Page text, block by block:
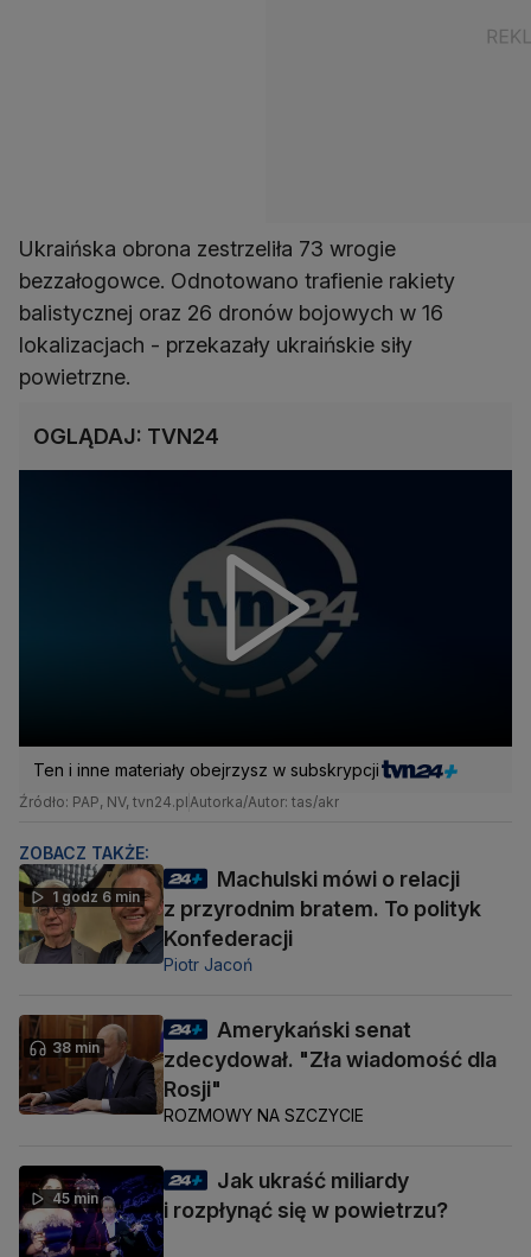
Ukraińska obrona zestrzeliła 73 wrogie
bezzałogowce. Odnotowano trafienie rakiety
balistycznej oraz 26 dronów bojowych w 16
lokalizacjach - przekazały ukraińskie siły
powietrzne.
OGLĄDAJ: TVN24
Ten i inne materiały obejrzysz w subskrypcji
Źródło: PAP, NV, tvn24.pl Autorka/Autor: tas/akr
ZOBACZ TAKŻE:
1 godz 6 min
Machulski mówi o relacji
z przyrodnim bratem. To polityk
Konfederacji
Piotr Jacoń
38 min
Amerykański senat
zdecydował. "Zła wiadomość dla
Rosji"
ROZMOWY NA SZCZYCIE
45 min
Jak ukraść miliardy
i rozpłynąć się w powietrzu?